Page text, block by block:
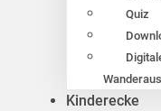
Quiz
Kinderecke